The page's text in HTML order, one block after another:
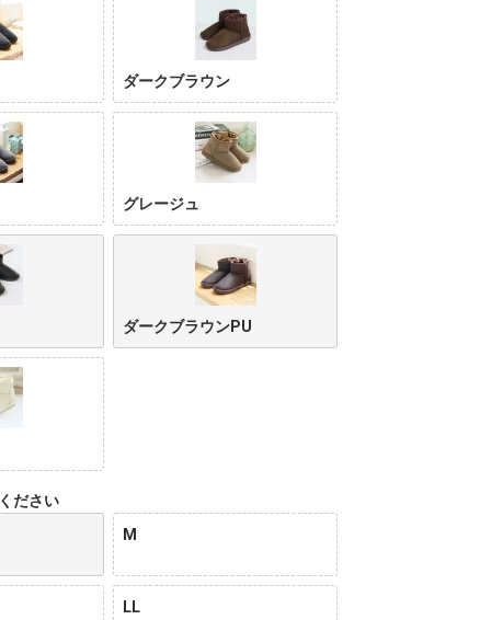
ダークブラウン
グレージュ
ダークブラウンPU
ださい
M
LL